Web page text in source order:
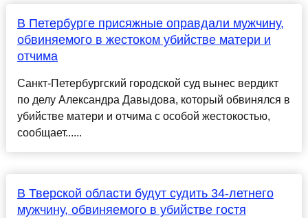
В Петербурге присяжные оправдали мужчину,
обвиняемого в жестоком убийстве матери и
отчима
Санкт-Петербургский городской суд вынес вердикт
по делу Александра Давыдова, который обвинялся в
убийстве матери и отчима с особой жестокостью,
сообщает......
В Тверской области будут судить 34-летнего
мужчину, обвиняемого в убийстве гостя